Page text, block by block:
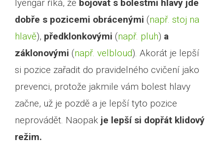
Iyengar říká, že bojovat s bolestmi hlavy jde
dobře s pozicemi obrácenými (např. stoj na
hlavě), předklonkovými (např. pluh) a
záklonovými (např. velbloud). Akorát je lepší
si pozice zařadit do pravidelného cvičení jako
prevenci, protože jakmile vám bolest hlavy
začne, už je pozdě a je lepší tyto pozice
neprovádět. Naopak je lepší si dopřát klidový
režim.